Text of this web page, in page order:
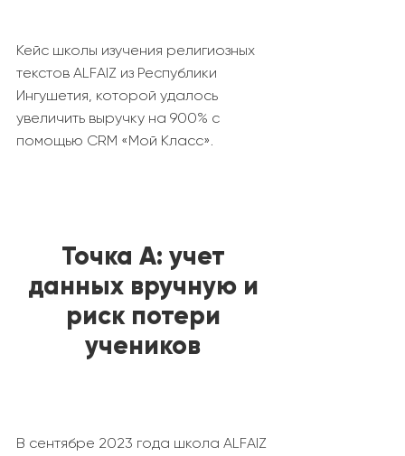
Кейс школы изучения религиозных
текстов ALFAIZ из Республики
Ингушетия, которой удалось
увеличить выручку на 900% с
помощью CRM «Мой Класс».
Точка А: учет
данных вручную и
риск потери
учеников
В сентябре 2023 года школа ALFAIZ